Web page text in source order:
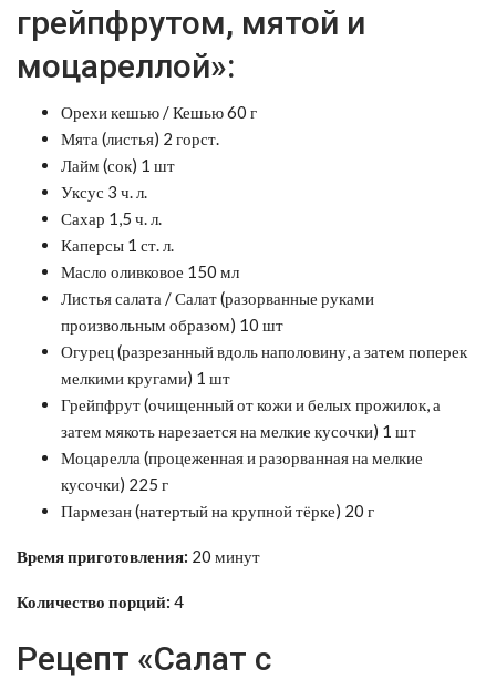
грейпфрутом, мятой и
моцареллой»:
Орехи кешью / Кешью 60 г
Мята (листья) 2 горст.
Лайм (сок) 1 шт
Уксус 3 ч. л.
Сахар 1,5 ч. л.
Каперсы 1 ст. л.
Масло оливковое 150 мл
Листья салата / Салат (разорванные руками
произвольным образом) 10 шт
Огурец (разрезанный вдоль наполовину, а затем поперек
мелкими кругами) 1 шт
Грейпфрут (очищенный от кожи и белых прожилок, а
затем мякоть нарезается на мелкие кусочки) 1 шт
Моцарелла (процеженная и разорванная на мелкие
кусочки) 225 г
Пармезан (натертый на крупной тёрке) 20 г
Время приготовления: 20 минут
Количество порций: 4
Рецепт «Салат с